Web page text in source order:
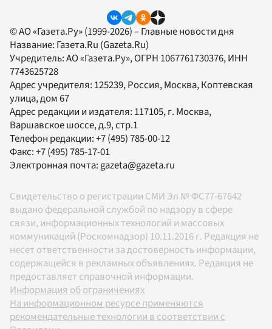
© АО «Газета.Ру» (1999-2026) – Главные новости дня
Название: Газета.Ru (Gazeta.Ru)
Учредитель:АО «Газета.Ру», ОГРН 1067761730376, ИНН
7743625728
Адрес учредителя: 125239, Россия, Москва, Коптевская
улица, дом 67
Адрес редакции и издателя: 117105, г. Москва,
Варшавское шоссе, д.9, стр.1
Телефон редакции:+7 (495) 785-00-12
Факс:+7 (495) 785-17-01
Электронная почта:gazeta@gazeta.ru
Свидетельство о регистрации СМИ Эл № ФС77-67642
выдано федеральной службой по надзору в сфере
связи, информационных технологий и массовых
коммуникаций (Роскомнадзор) 10.11.2016 г. Редакция не
несет ответственности за достоверность информации,
содержащейся в рекламных объявлениях. Редакция не
предоставляет справочной информации.
Информация об ограничениях
На информационном ресурсе применяются
рекомендательные технологии в соответствии с